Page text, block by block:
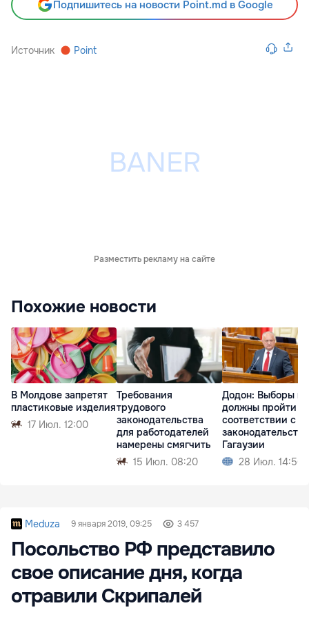
Подпишитесь на новости Point.md в Google
Источник Point
Разместить рекламу на сайте
Похожие новости
В Молдове запретят
пластиковые изделия
17 Июл. 12:00
Требования
трудового
законодательства
для работодателей
намерены смягчить
15 Июл. 08:20
Додон: Выборы в
должны пройти в
соответствии с
Гагаузии
28 Июл. 14:56
Meduza 9 января 2019, 09:25 3 457
Посольство РФ представило
свое описание дня, когда
отравили Скрипалей